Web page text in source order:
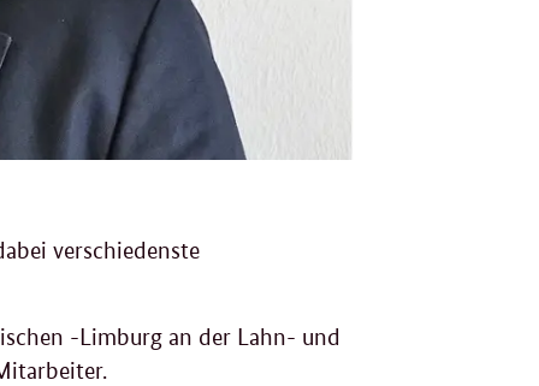
verschiedenste
-Limburg an der Lahn- und